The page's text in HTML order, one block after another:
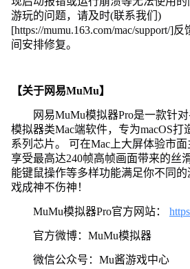
游玩的问题，请及时(联系我们)
[https://mumu.163.com/mac/support/]
间安排修复。
【关于网易MuMu】
网易MuMu模拟器Pro是一款针
模拟器类Mac端软件，专为macOS打
系列芯片。 可在Mac上大屏体验市面
享受最高达240帧高帧画面带来的丝
能键鼠操作等多样功能满足你不同
戏成神不伤神！
MuMu模拟器Pro官方网站：
官方微博：MuMu模拟器
微信公众号：Mu酱游戏中心